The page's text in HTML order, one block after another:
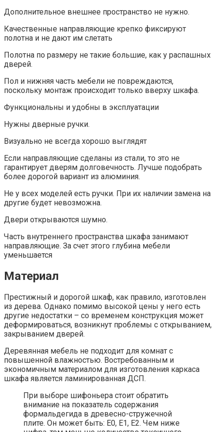
Дополнительное внешнее пространство не нужно.
Качественные направляющие крепко фиксируют
полотна и не дают им слетать
Полотна по размеру не такие большие, как у распашных
дверей.
Пол и нижняя часть мебели не повреждаются,
поскольку монтаж происходит только вверху шкафа.
Функциональны и удобны в эксплуатации
Нужны дверные ручки.
Визуально не всегда хорошо выглядят
Если направляющие сделаны из стали, то это не
гарантирует дверям долговечность. Лучше подобрать
более дорогой вариант из алюминия.
Не у всех моделей есть ручки. При их наличии замена на
другие будет невозможна.
Двери открываются шумно.
Часть внутреннего пространства шкафа занимают
направляющие. За счет этого глубина мебели
уменьшается
Материал
Престижный и дорогой шкаф, как правило, изготовлен
из дерева. Однако помимо высокой цены у него есть
другие недостатки – со временем конструкция может
деформироваться, возникнут проблемы с открыванием,
закрыванием дверей.
Деревянная мебель не подходит для комнат с
повышенной влажностью. Востребованным и
экономичным материалом для изготовления каркаса
шкафа является ламинированная ДСП.
При выборе шифоньера стоит обратить
внимание на показатель содержания
формальдегида в древесно-стружечной
плите. Он может быть: Е0, Е1, Е2. Чем ниже